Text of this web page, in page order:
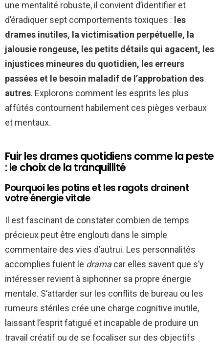
une mentalité robuste, il convient d’identifier et
d’éradiquer sept comportements toxiques : les
drames inutiles, la victimisation perpétuelle, la
jalousie rongeuse, les petits détails qui agacent, les
injustices mineures du quotidien, les erreurs
passées et le besoin maladif de l’approbation des
autres. Explorons comment les esprits les plus
affûtés contournent habilement ces pièges verbaux
et mentaux.
Fuir les drames quotidiens comme la peste
: le choix de la tranquillité
Pourquoi les potins et les ragots drainent
votre énergie vitale
Il est fascinant de constater combien de temps
précieux peut être englouti dans le simple
commentaire des vies d’autrui. Les personnalités
accomplies fuient le dramacar elles savent que s’y
intéresser revient à siphonner sa propre énergie
mentale. S’attarder sur les conflits de bureau ou les
rumeurs stériles crée une charge cognitive inutile,
laissant l’esprit fatigué et incapable de produire un
travail créatif ou de se focaliser sur des objectifs